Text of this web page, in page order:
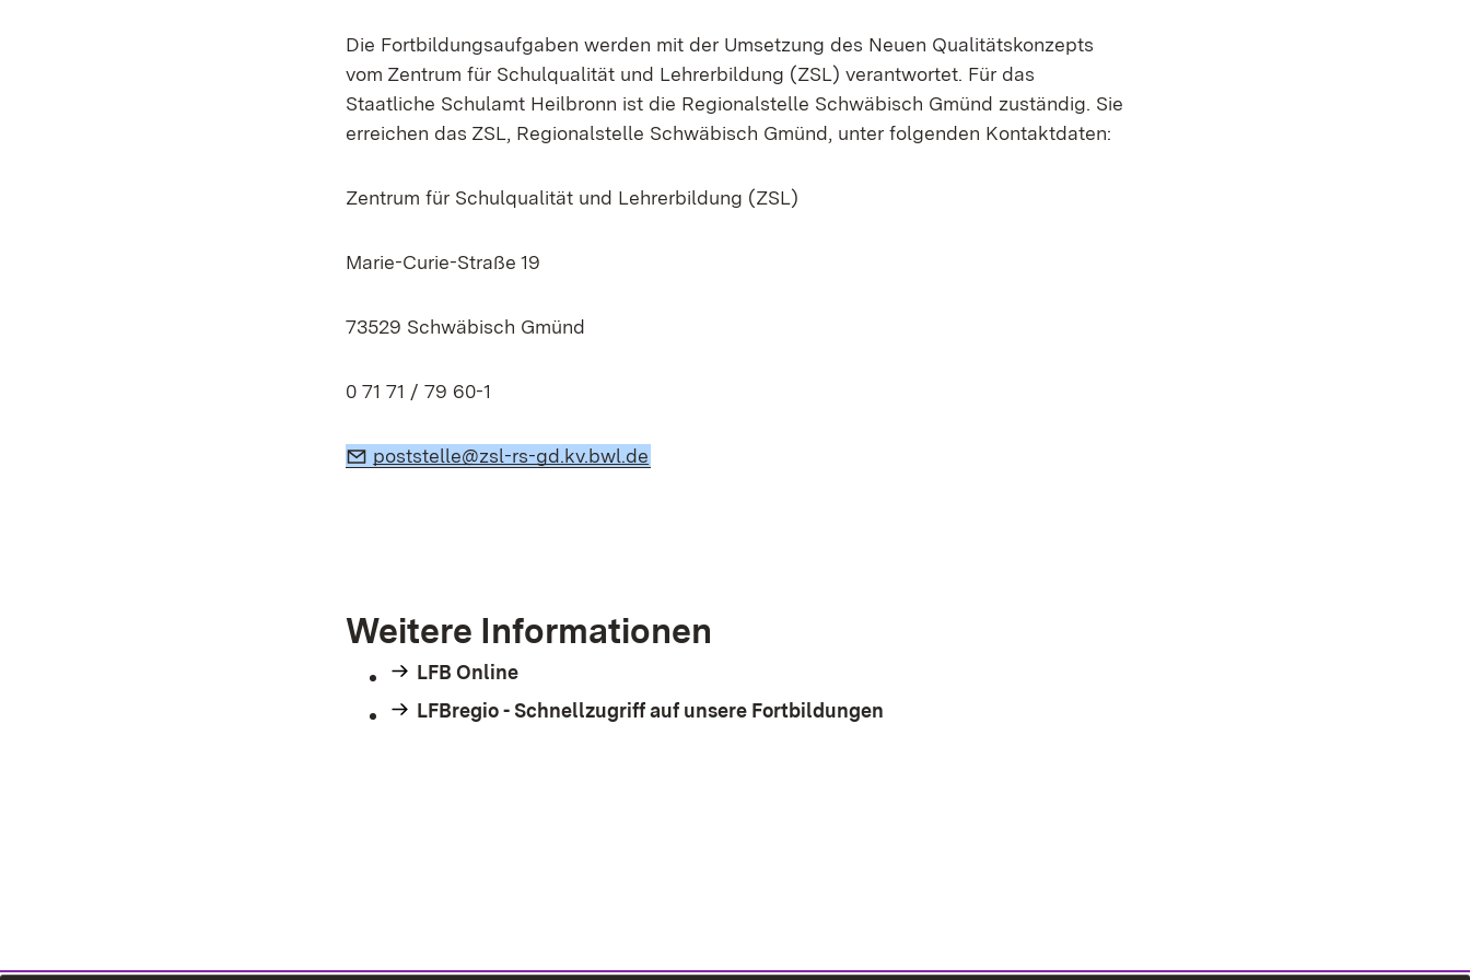
Die Fortbildungsaufgaben werden mit der Umsetzung des Neuen Qualitätskonzepts
vom Zentrum für Schulqualität und Lehrerbildung (ZSL) verantwortet. Für das
Staatliche Schulamt Heilbronn ist die Regionalstelle Schwäbisch Gmünd zuständig. Sie
erreichen das ZSL, Regionalstelle Schwäbisch Gmünd, unter folgenden Kontaktdaten:
Zentrum für Schulqualität und Lehrerbildung (ZSL)
Marie-Curie-Straße 19
73529 Schwäbisch Gmünd
0 71 71 / 79 60-1
E-Mail:
poststelle@zsl-rs-gd.kv.bwl.de
Weitere Informationen
LFB Online
LFBregio - Schnellzugriff auf unsere Fortbildungen